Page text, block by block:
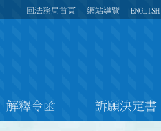
回法務局首頁 網站導覽 ENGLISH
解釋令函 訴願決定書